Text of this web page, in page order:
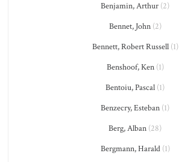
Benjamin, Arthur (2)
Bennet, John(2)
Bennett, Robert Russell(1)
Benshoof, Ken(1)
Bentoiu, Pascal (1)
Benzecry, Esteban (1)
Berg, Alban (28)
Bergmann, Harald(1)